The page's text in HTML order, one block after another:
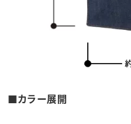
■カラー展開